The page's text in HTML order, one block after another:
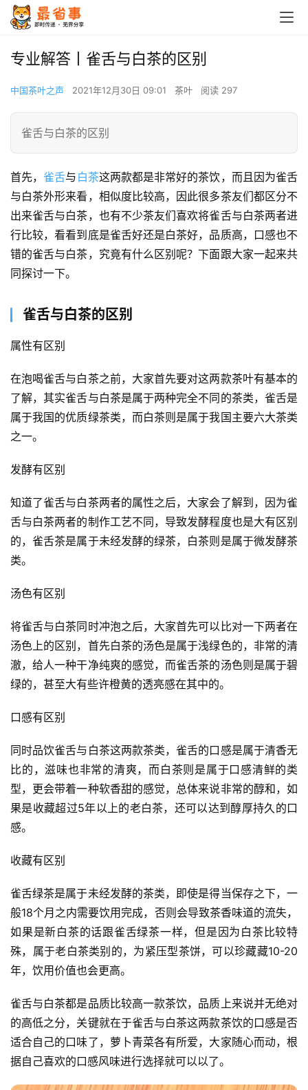
页
栏
目
专业解答丨雀舌与白茶的区别
中国茶叶之声 2021年12月30日 09:01 茶叶 阅读 297
雀舌与白茶的区别
首先，雀舌与 白茶这两款都是非常好的茶饮，而且因为雀舌
与白茶外形来看，相似度比较高，因此很多茶友们都区分不
出来雀舌与白茶，也有不少茶友们喜欢将雀舌与白茶两者进
行比较，看看到底是雀舌好还是白茶好，品质高，口感也不
错的雀舌与白茶，究竟有什么区别呢？下面跟大家一起来共
同探讨一下。
雀舌与白茶的区别
属性有区别
在泡喝雀舌与白茶之前，大家首先要对这两款茶叶有基本的
了解，其实雀舌与白茶是属于两种完全不同的茶类，雀舌是
属于我国的优质绿茶类，而白茶则是属于我国主要六大茶类
之一。
发酵有区别
知道了雀舌与白茶两者的属性之后，大家会了解到，因为雀
舌与白茶两者的制作工艺不同，导致发酵程度也是大有区别
的，雀舌茶是属于未经发酵的绿茶，白茶则是属于微发酵茶
类。
汤色有区别
将雀舌与白茶同时冲泡之后，大家首先可以比对一下两者在
汤色上的区别，首先白茶的汤色是属于浅绿色的，非常的清
澈，给人一种干净纯爽的感觉，而雀舌茶的汤色则是属于碧
绿的，甚至大有些许橙黄的透亮感在其中的。
口感有区别
同时品饮雀舌与白茶这两款茶类，雀舌的口感是属于清香无
比的，滋味也非常的清爽，而白茶则是属于口感清鲜的类
型，更会带着一种软香甜的感觉，总体来说非常的醇和，如
果是收藏超过5年以上的老白茶，还可以达到醇厚持久的口
感。
收藏有区别
雀舌绿茶是属于未经发酵的茶类，即使是得当保存之下，一
般18个月之内需要饮用完成，否则会导致茶香味道的流失，
如果是新白茶的话跟雀舌绿茶一样，但是因为白茶比较特
殊，属于老白茶类别的，为紧压型茶饼，可以珍藏藏10-20
年，饮用价值也会更高。
雀舌与白茶都是品质比较高一款茶饮，品质上来说并无绝对
的高低之分，关键就在于雀舌与白茶这两款茶饮的口感是否
适合自己的口味了，萝卜青菜各有所爱，大家随心而动，根
据自己喜欢的口感风味进行选择就可以以了。